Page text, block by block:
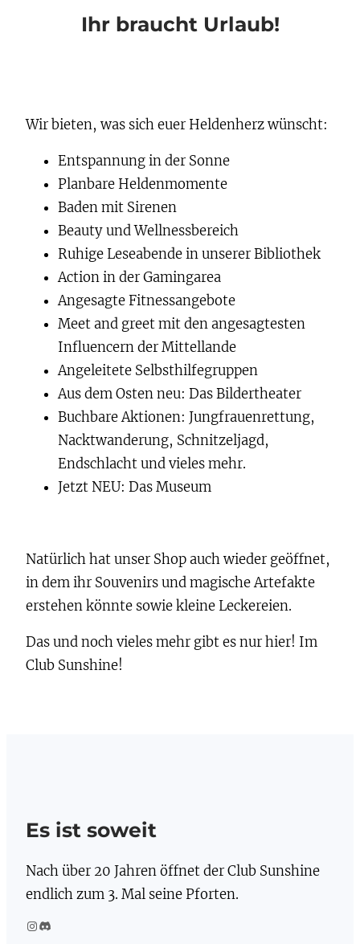
Ihr braucht Urlaub!
Wir bieten, was sich euer Heldenherz wünscht:
Entspannung in der Sonne
Planbare Heldenmomente
Baden mit Sirenen
Beauty und Wellnessbereich
Ruhige Leseabende in unserer Bibliothek
Action in der Gamingarea
Angesagte Fitnessangebote
Meet and greet mit den angesagtesten
Influencern der Mittellande
Angeleitete Selbsthilfegruppen
Aus dem Osten neu: Das Bildertheater
Buchbare Aktionen: Jungfrauenrettung,
Nacktwanderung, Schnitzeljagd,
Endschlacht und vieles mehr.
Jetzt NEU: Das Museum
Natürlich hat unser Shop auch wieder geöffnet,
in dem ihr Souvenirs und magische Artefakte
erstehen könnte sowie kleine Leckereien.
Das und noch vieles mehr gibt es nur hier! Im
Club Sunshine!
Es ist soweit
Nach über 20 Jahren öffnet der Club Sunshine
endlich zum 3. Mal seine Pforten.
InstagramDiscord